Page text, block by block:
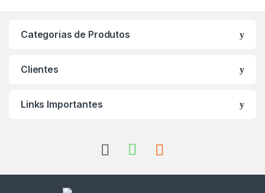
Categorias de Produtos
Clientes
Links Importantes